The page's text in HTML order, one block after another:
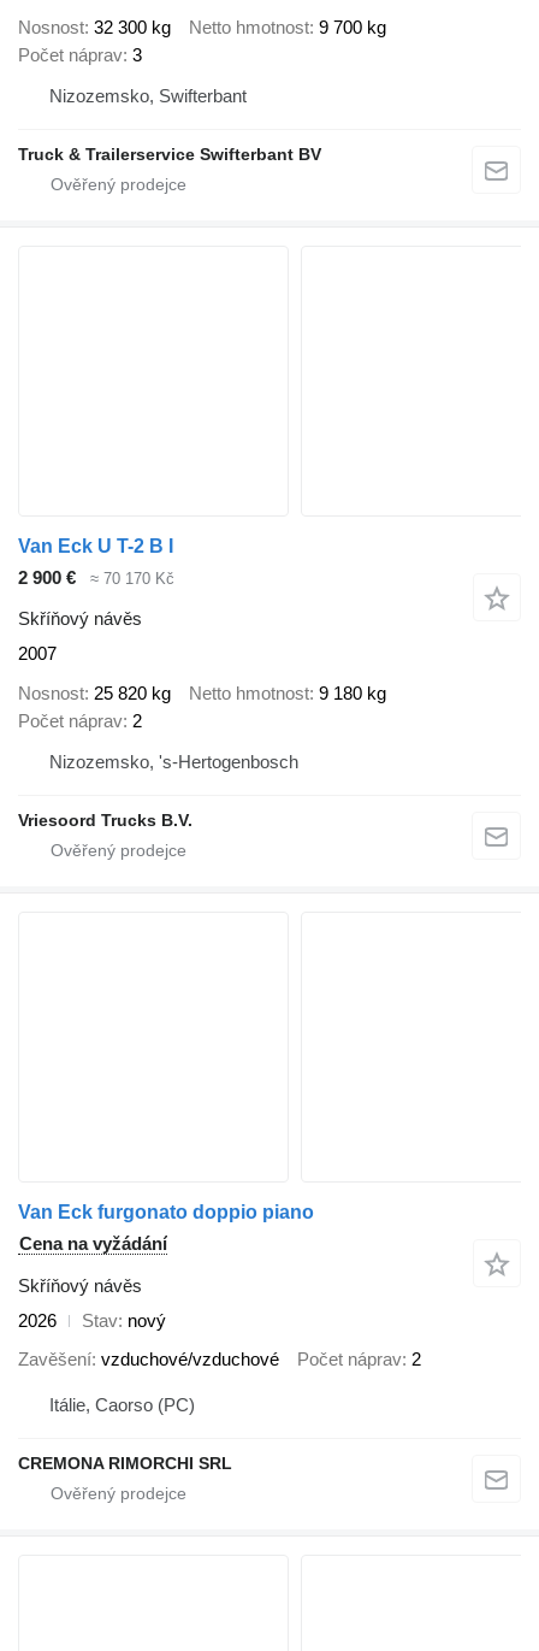
Nosnost 32 300 kg Netto hmotnost 9 700 kg
Počet náprav 3
Nizozemsko, Swifterbant
Truck & Trailerservice Swifterbant BV
Van Eck U T-2 B I
2 900 €
≈ 70 170 Kč
Skříňový návěs
2007
Nosnost 25 820 kg Netto hmotnost 9 180 kg
Počet náprav 2
Nizozemsko, 's-Hertogenbosch
Vriesoord Trucks B.V.
Van Eck furgonato doppio piano
Cena na vyžádání
Skříňový návěs
2026
Stav nový
Zavěšení vzduchové/vzduchové Počet náprav 2
Itálie, Caorso (PC)
CREMONA RIMORCHI SRL